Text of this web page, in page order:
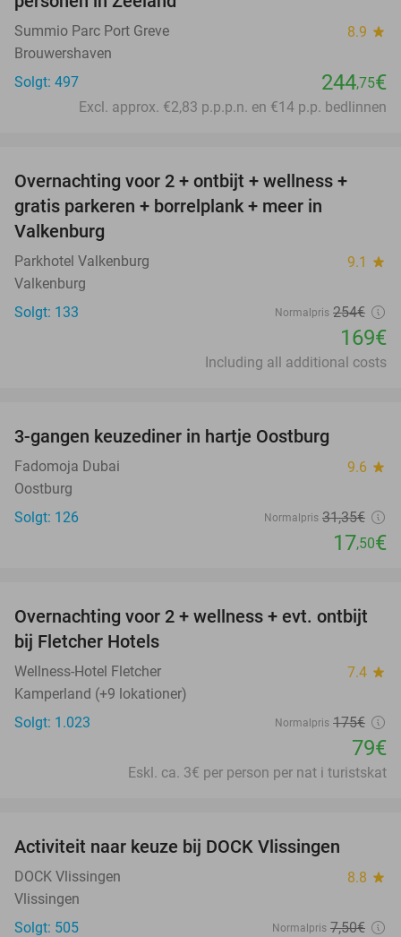
Summio Parc Port Greve 8.9 star
Brouwershaven
Solgt: 497
244,75€
Excl. approx. €2,83 p.p.p.n. en €14 p.p. bedlinnen
33%
Overnachting voor 2 + ontbijt + wellness +
gratis parkeren + borrelplank + meer in
Valkenburg
Parkhotel Valkenburg 9.1 star
Valkenburg
Solgt: 133
Normalpris 254€
169€
Including all additional costs
3-gangen keuzediner in hartje Oostburg
Fadomoja Dubai 9.6 star
Oostburg
Solgt: 126
Normalpris 31,35€
17,50€
55%
Overnachting voor 2 + wellness + evt. ontbijt
bij Fletcher Hotels
Wellness-Hotel Fletcher 7.4 star
Kamperland (+9 lokationer)
Solgt: 1.023
Normalpris 175€
79€
Eskl. ca. 3€ per person per nat i turistskat
Activiteit naar keuze bij DOCK Vlissingen
DOCK Vlissingen 8.8 star
Vlissingen
Solgt: 505
Normalpris 7,50€